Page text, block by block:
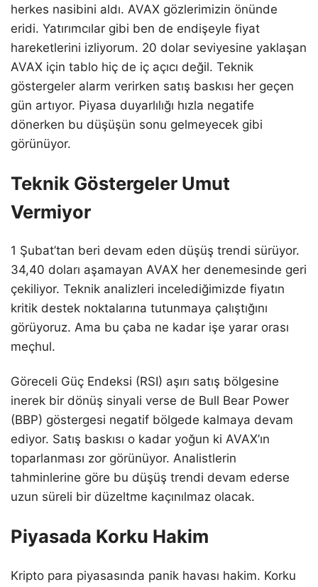
herkes nasibini aldı. AVAX gözlerimizin önünde
eridi. Yatırımcılar gibi ben de endişeyle fiyat
hareketlerini izliyorum. 20 dolar seviyesine yaklaşan
AVAX için tablo hiç de iç açıcı değil. Teknik
göstergeler alarm verirken satış baskısı her geçen
gün artıyor. Piyasa duyarlılığı hızla negatife
dönerken bu düşüşün sonu gelmeyecek gibi
görünüyor.
Teknik Göstergeler Umut
Vermiyor
1 Şubat’tan beri devam eden düşüş trendi sürüyor.
34,40 doları aşamayan AVAX her denemesinde geri
çekiliyor. Teknik analizleri incelediğimizde fiyatın
kritik destek noktalarına tutunmaya çalıştığını
görüyoruz. Ama bu çaba ne kadar işe yarar orası
meçhul.
Göreceli Güç Endeksi (RSI) aşırı satış bölgesine
inerek bir dönüş sinyali verse de Bull Bear Power
(BBP) göstergesi negatif bölgede kalmaya devam
ediyor. Satış baskısı o kadar yoğun ki AVAX’ın
toparlanması zor görünüyor. Analistlerin
tahminlerine göre bu düşüş trendi devam ederse
uzun süreli bir düzeltme kaçınılmaz olacak.
Piyasada Korku Hakim
Kripto para piyasasında panik havası hakim. Korku